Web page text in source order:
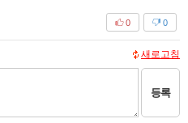
0
0
새로고침
등록